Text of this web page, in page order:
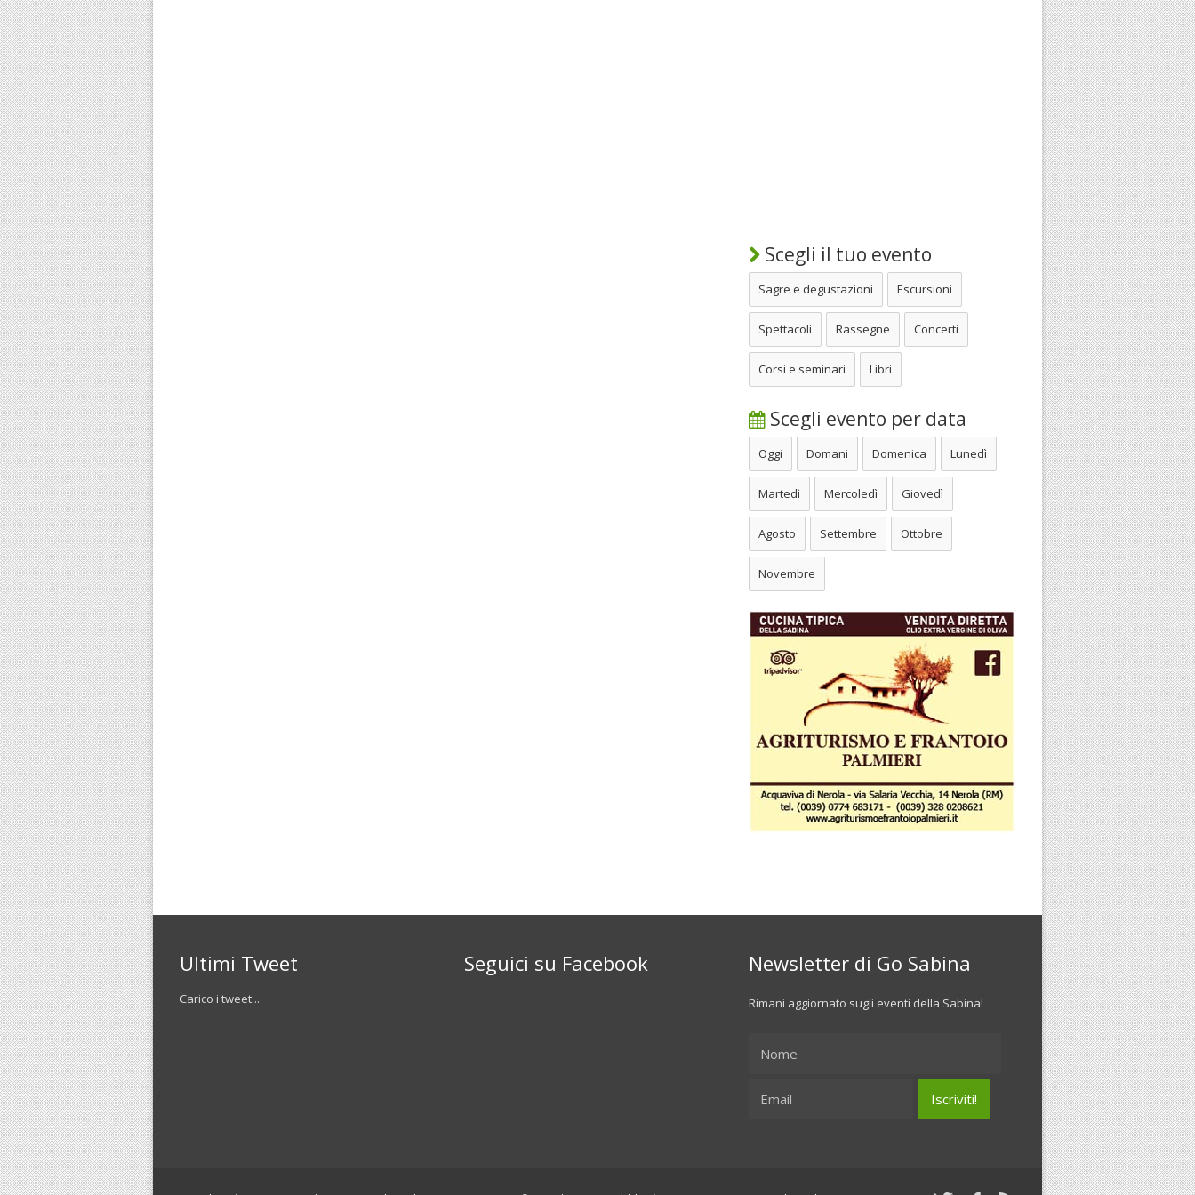
Scegli il tuo evento
Sagre e degustazioni Escursioni
Spettacoli Rassegne Concerti
Corsi e seminari Libri
Scegli evento per data
Oggi Domani Domenica Lunedì
Martedì Mercoledì Giovedì
Agosto Settembre Ottobre
Novembre
Ultimi Tweet
Carico i tweet...
Seguici su Facebook Newsletter di Go Sabina
Rimani aggiornato sugli eventi della Sabina!